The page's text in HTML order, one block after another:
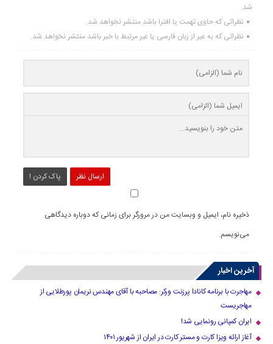
شد.
نظراتی که حاوی تهمت یا افترا باشد منتشر نخواهد شد.
نظراتی که به غیر از زبان فارسی یا غیر مرتبط با خبر باشد منتشر نخواهد شد.
ارسال نظر پاک کردن !
ذخیره نام، ایمیل و وبسایت من در مرورگر برای زمانی که دوباره دیدگاهی
می‌نویسم.
آخرین اخبار
مهاجرت با برنامه کانادا پرزنت ورکر: مصاحبه با آقای مهندس نریمان پورطلایی از
مهاجریست
ایران کمپانی رونمایی شد!
آغاز ارائه ویزا کارت و مستر کارت در ایران از شهریور ۱۴۰۱